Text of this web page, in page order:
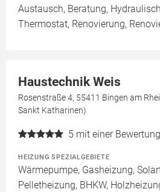
Austausch, Beratung,
Thermostat, Renovierung,
Haustechnik Weis
Rosenstraße 4, 55411 Bingen am
Sankt Katharinen)
5 mit einer Bewertung
HEIZUNG SPEZIALGEBIETE
Wärmepumpe, Gasheizung,
Pelletheizung, BHKW,